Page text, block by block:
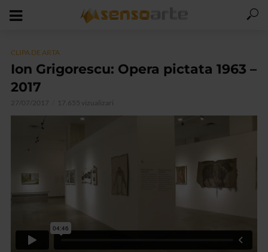
CLIPA DE ARTA
Ion Grigorescu: Opera pictata 1963 –
2017
27/07/2017 17.655 vizualizari